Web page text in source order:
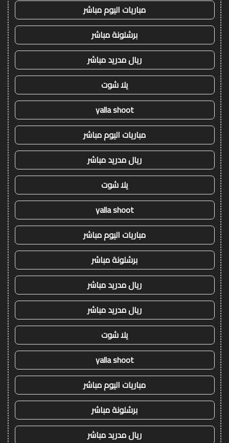
مباريات اليوم مباشر
برشلونة مباشر
ريال مدريد مباشر
يلا شوت
yalla shoot
مباريات اليوم مباشر
ريال مدريد مباشر
يلا شوت
yalla shoot
مباريات اليوم مباشر
برشلونة مباشر
ريال مدريد مباشر
ريال مدريد مباشر
يلا شوت
yalla shoot
مباريات اليوم مباشر
برشلونة مباشر
ريال مدريد مباشر